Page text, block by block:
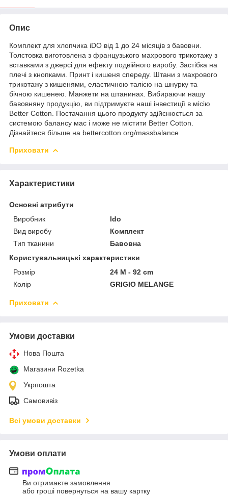
Опис
Комплект для хлопчика iDO від 1 до 24 місяців з бавовни.
Толстовка виготовлена з французького махрового трикотажу з
вставками з джерсі для ефекту подвійного виробу. Застібка на
плечі з кнопками. Принт і кишеня спереду. Штани з махрового
трикотажу з кишенями, еластичною талією на шнурку та
бічною кишенею. Манжети на штанинах. Вибираючи нашу
бавовняну продукцію, ви підтримуєте наші інвестиції в місію
Better Cotton. Постачання цього продукту здійснюється за
системою балансу мас і може не містити Better Cotton.
Дізнайтеся більше на bettercotton.org/massbalance
Приховати
Характеристики
Основні атрибути
Виробник
Ido
Вид виробу
Комплект
Тип тканини
Бавовна
Користувальницькі характеристики
Розмір
24 M - 92 cm
Колір
GRIGIO MELANGE
Приховати
Умови доставки
Нова Пошта
Магазини Rozetka
Укрпошта
Самовивіз
Всі умови доставки
Умови оплати
Ви отримаєте замовлення
або гроші повернуться на вашу картку